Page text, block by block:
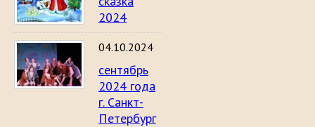
2024
04.10.2024
сентябрь
2024 года
г. Санкт-
Петербург